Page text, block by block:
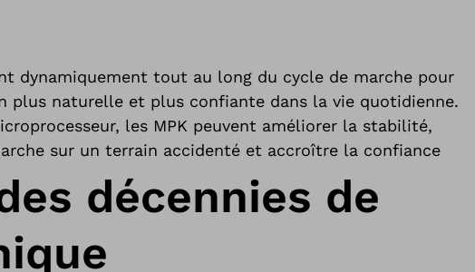
dynamiquement tout au long du cycle de marche pour
plus naturelle et plus confiante dans la vie quotidienne.
les MPK peuvent améliorer la stabilité,
sur un terrain accidenté et accroître la confiance
décennies de